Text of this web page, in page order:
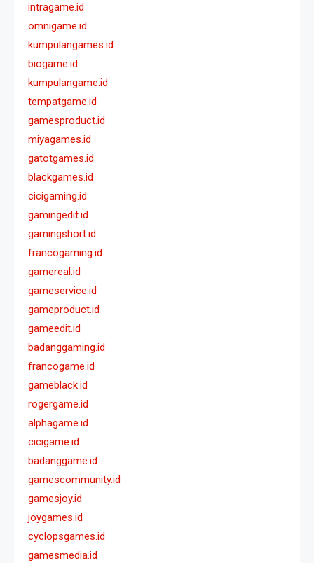
intragame.id
omnigame.id
kumpulangames.id
biogame.id
kumpulangame.id
tempatgame.id
gamesproduct.id
miyagames.id
gatotgames.id
blackgames.id
cicigaming.id
gamingedit.id
gamingshort.id
francogaming.id
gamereal.id
gameservice.id
gameproduct.id
gameedit.id
badanggaming.id
francogame.id
gameblack.id
rogergame.id
alphagame.id
cicigame.id
badanggame.id
gamescommunity.id
gamesjoy.id
joygames.id
cyclopsgames.id
gamesmedia.id